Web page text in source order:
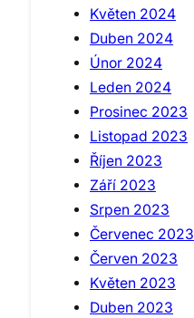
Květen 2024
Duben 2024
Únor 2024
Leden 2024
Prosinec 2023
Listopad 2023
Říjen 2023
Září 2023
Srpen 2023
Červenec 2023
Červen 2023
Květen 2023
Duben 2023